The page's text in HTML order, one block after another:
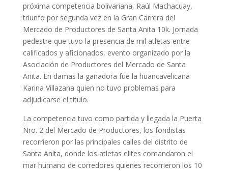
próxima competencia bolivariana, Raúl Machacuay,
triunfo por segunda vez en la Gran Carrera del
Mercado de Productores de Santa Anita 10k. Jornada
pedestre que tuvo la presencia de mil atletas entre
calificados y aficionados, evento organizado por la
Asociación de Productores del Mercado de Santa
Anita. En damas la ganadora fue la huancavelicana
Karina Villazana quien no tuvo problemas para
adjudicarse el título.
La competencia tuvo como partida y llegada la Puerta
Nro. 2 del Mercado de Productores, los fondistas
recorrieron por las principales calles del distrito de
Santa Anita, donde los atletas elites comandaron el
mar humano de corredores quienes recorrieron los 10